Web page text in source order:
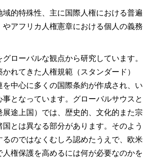
域的特殊性、主に国際人権における普遍
やアフリカ人権憲章における個人の義務
ローバルな観点から研究しています。
れてきた人権規範（スタンダード）
を中心に多くの国際条約が作成され、い
事となっています。グローバルサウスと
展途上国）では、歴史的、文化的また宗
とは異なる部分があります。そのよう
るのではなくむしろ認めたうえで、欧米
人権保護を高めるには何が必要なのかを